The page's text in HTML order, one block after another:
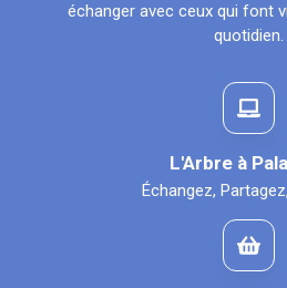
échanger avec ceux qui font
quotidien.
L'Arbre à
Échangez,